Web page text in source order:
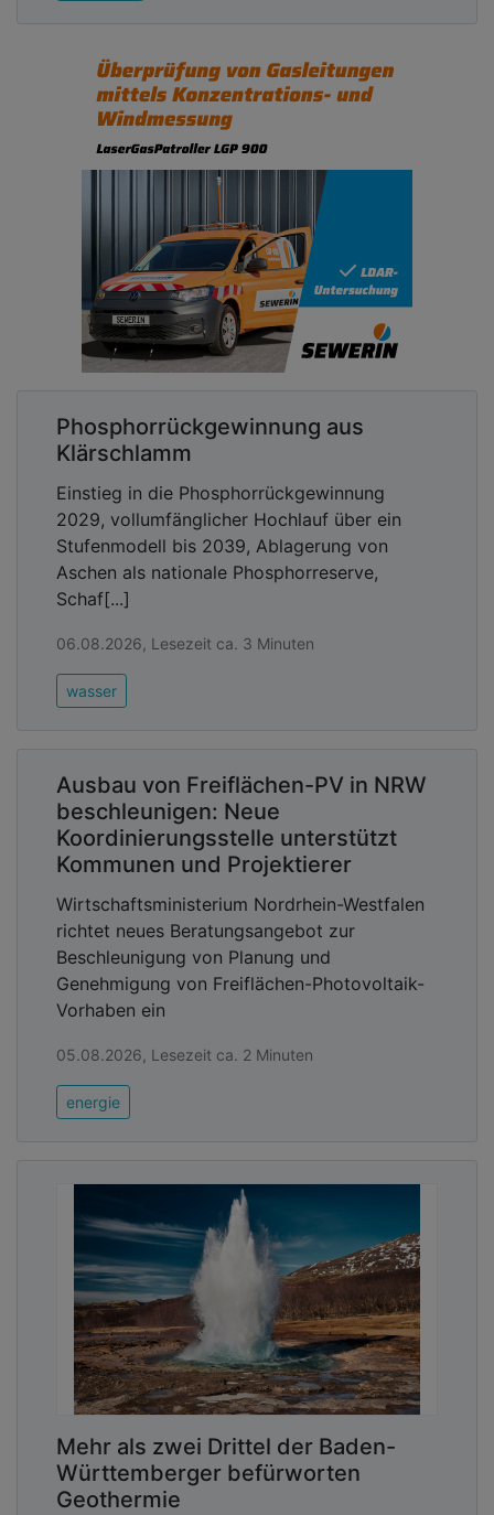
Phosphorrückgewinnung aus
Klärschlamm
Einstieg in die Phosphorrückgewinnung
2029, vollumfänglicher Hochlauf über ein
Stufenmodell bis 2039, Ablagerung von
Aschen als nationale Phosphorreserve,
Schaf[...]
06.08.2026, Lesezeit ca. 3 Minuten
wasser
Ausbau von Freiflächen-PV in NRW
beschleunigen: Neue
Koordinierungsstelle unterstützt
Kommunen und Projektierer
Wirtschaftsministerium Nordrhein-Westfalen
richtet neues Beratungsangebot zur
Beschleunigung von Planung und
Genehmigung von Freiflächen-Photovoltaik-
Vorhaben ein
05.08.2026, Lesezeit ca. 2 Minuten
energie
Mehr als zwei Drittel der Baden-
Württemberger befürworten
Geothermie